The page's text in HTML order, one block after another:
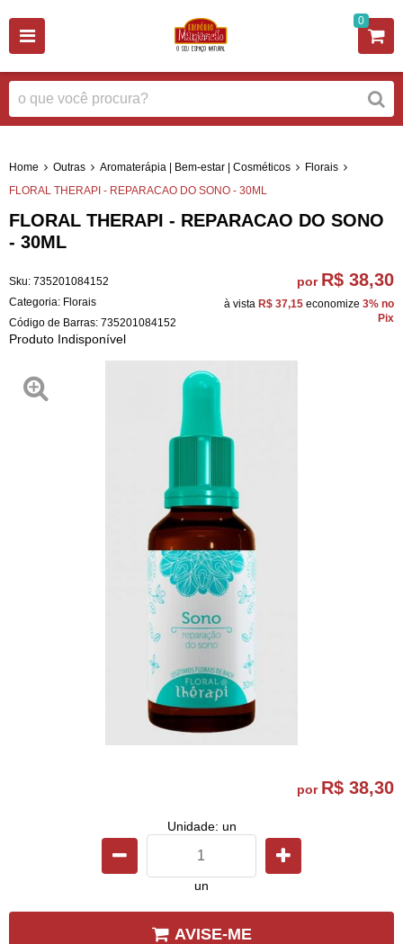
0
Home Outras Aromaterápia | Bem-estar | Cosméticos
Florais
FLORAL THERAPI - REPARACAO DO SONO - 30ML
FLORAL THERAPI - REPARACAO DO SONO
- 30ML
Sku: 735201084152
Categoria: Florais
Código de Barras: 735201084152
Produto Indisponível
por R$ 38,30
à vista R$ 37,15 economize 3% no
Pix
por R$ 38,30
Unidade: un
un
AVISE-ME